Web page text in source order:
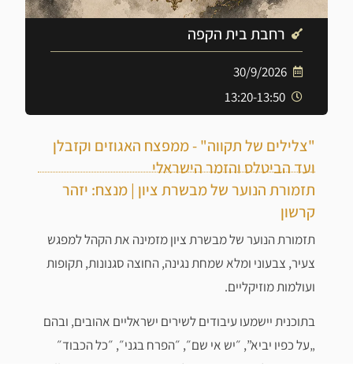
רחבת בית הקפה
30/9/2026
13:20-13:50
"צלילים של תקווה" - ממפצח האגוזים וקזבלן
ועד הביטלס והזמר הישראלי
תזמורת הנוער של מבשרת ציון | מנצח: יזהר
קרשון
תזמורת הנוער של מבשרת ציון מזמינה את הקהל למפגש
צעיר, צבעוני ומלא שמחת נגינה, החוצה סגנונות, תקופות
ועולמות מוזיקליים.
בתוכנית יישמעו עיבודים לשירים ישראליים אהובים, ובהם
„על כפיו יביא”, ״יש אי שם״, ״הפרח בגני״, ״כל הכבוד״